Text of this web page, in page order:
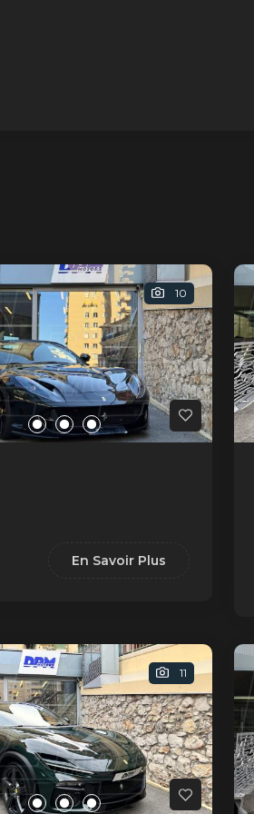
10
En Savoir Plus
11